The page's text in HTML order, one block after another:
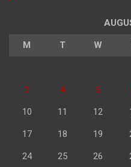
M T W
3 4 5
10 11 12
17 18 19
24 25 26